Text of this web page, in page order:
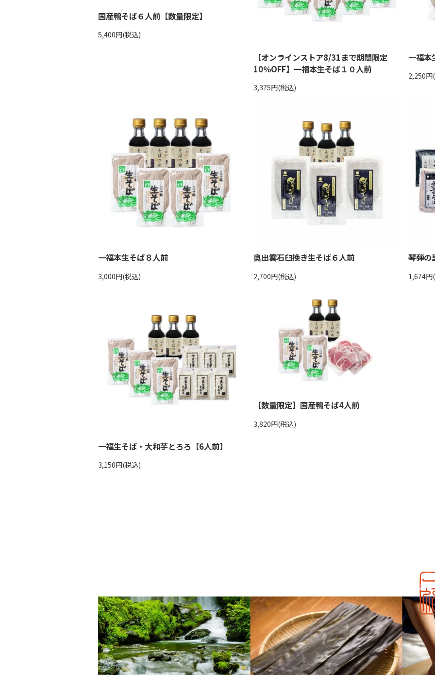
国産鴨そば６人前【数量限定】
5,400円(税込)
【オンラインストア8/31まで期間限定
10％OFF】一福本生そば１０人前
3,375円(税込)
一福本
2,250円
一福本生そば８人前
3,000円(税込)
奥出雲石臼挽き生そば６人前
2,700円(税込)
琴弾の
1,674円
一福生そば・大和芋とろろ【6人前】
3,150円(税込)
【数量限定】国産鴨そば4人前
3,820円(税込)